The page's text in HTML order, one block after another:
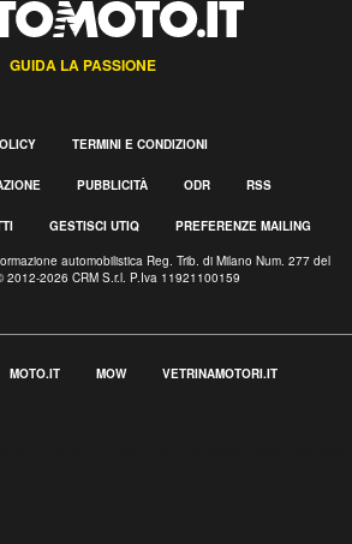
GUIDA LA PASSIONE
TERMINI E CONDIZIONI
PUBBLICITÀ ODR RSS
GESTISCI UTIQ PREFERENZE MAILING
automobilistica Reg. Trib. di Milano Num. 277 del
2026 CRM S.r.l. P.Iva 11921100159
MOTO.IT MOW VETRINAMOTORI.IT